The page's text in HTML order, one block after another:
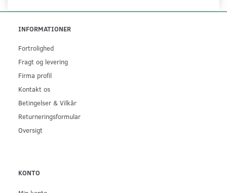
INFORMATIONER
Fortrolighed
Fragt og levering
Firma profil
Kontakt os
Betingelser & Vilkår
Returneringsformular
Oversigt
KONTO